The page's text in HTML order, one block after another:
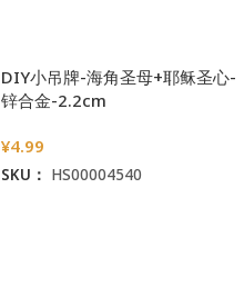
DIY小吊牌-海角圣母+耶稣圣心-
锌合金-2.2cm
¥4.99
SKU： HS00004540